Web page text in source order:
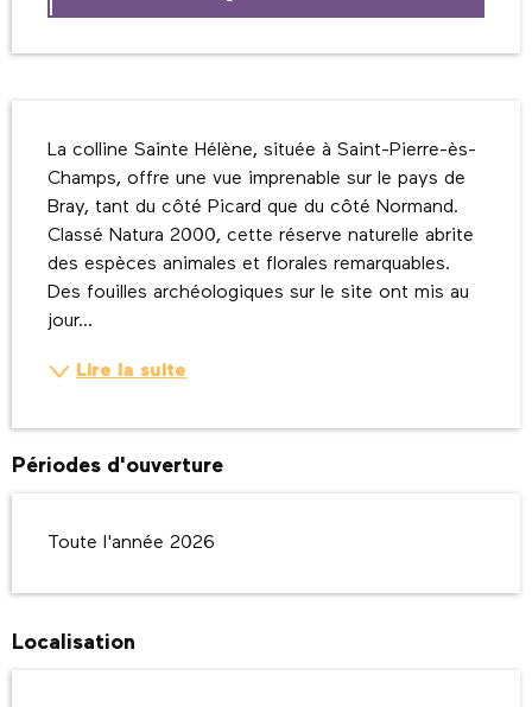
La colline Sainte Hélène, située à Saint-Pierre-ès-
Champs, offre une vue imprenable sur le pays de
Bray, tant du côté Picard que du côté Normand.
Classé Natura 2000, cette réserve naturelle abrite
des espèces animales et florales remarquables.
Des fouilles archéologiques sur le site ont mis au
jour...
Lire la suite
Périodes d'ouverture
Toute l'année 2026
Localisation